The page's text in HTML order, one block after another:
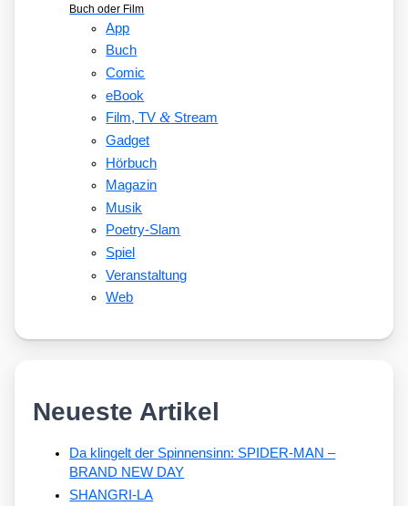
Buch oder Film
App
Buch
Comic
eBook
Film, TV&Stream
Gadget
Hörbuch
Magazin
Musik
Poetry-Slam
Spiel
Veranstaltung
Web
Neueste Artikel
Da klingelt der Spinnensinn: SPIDER-MAN –
BRAND NEW DAY
SHANGRI-LA